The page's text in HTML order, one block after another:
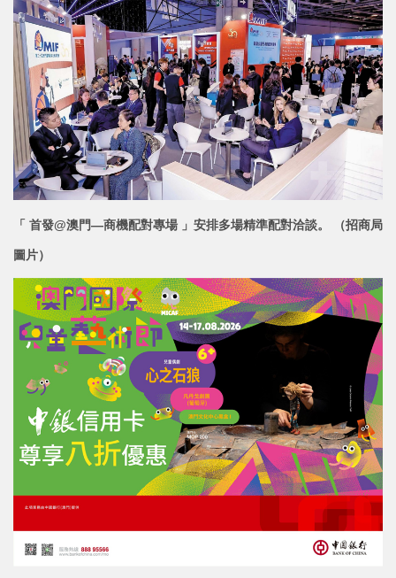
「 首發@澳門—商機配對專場 」安排多場精準配對洽談。 （招商局
圖片）